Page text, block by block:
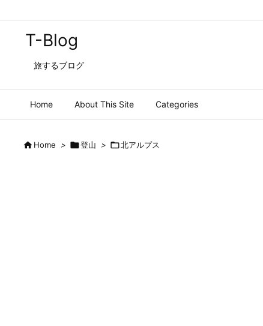
T-Blog
旅するブログ
Home About This Site Categories
Home > 登山 > 北アルプス